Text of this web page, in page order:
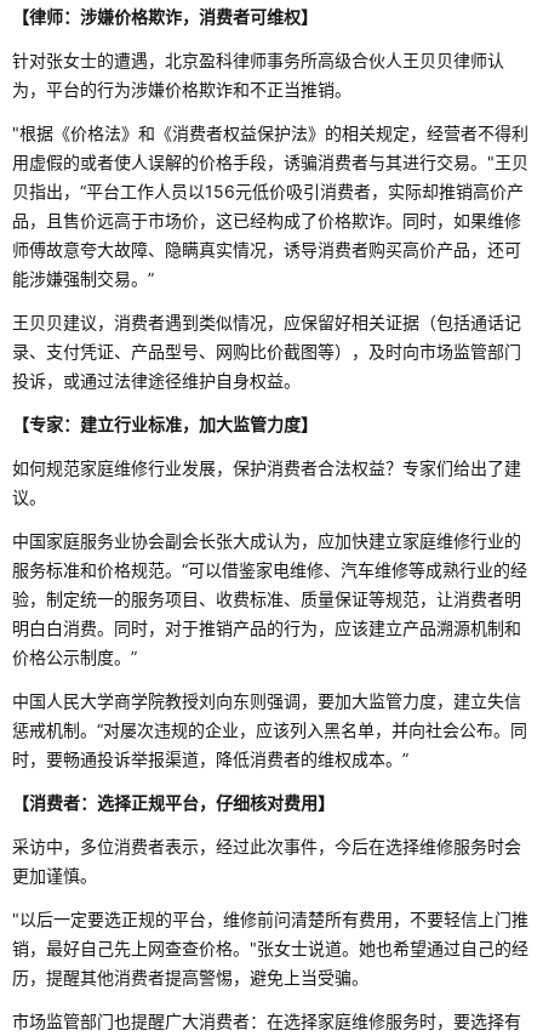
【律师：涉嫌价格欺诈，消费者可维权】
针对张女士的遭遇，北京盈科律师事务所高级合伙人王贝贝律师认
为，平台的行为涉嫌价格欺诈和不正当推销。
"根据《价格法》和《消费者权益保护法》的相关规定，经营者不得利
用虚假的或者使人误解的价格手段，诱骗消费者与其进行交易。"王贝
贝指出，“平台工作人员以156元低价吸引消费者，实际却推销高价产
品，且售价远高于市场价，这已经构成了价格欺诈。同时，如果维修
师傅故意夸大故障、隐瞒真实情况，诱导消费者购买高价产品，还可
能涉嫌强制交易。”
王贝贝建议，消费者遇到类似情况，应保留好相关证据（包括通话记
录、支付凭证、产品型号、网购比价截图等），及时向市场监管部门
投诉，或通过法律途径维护自身权益。
【专家：建立行业标准，加大监管力度】
如何规范家庭维修行业发展，保护消费者合法权益？专家们给出了建
议。
中国家庭服务业协会副会长张大成认为，应加快建立家庭维修行业的
服务标准和价格规范。“可以借鉴家电维修、汽车维修等成熟行业的经
验，制定统一的服务项目、收费标准、质量保证等规范，让消费者明
明白白消费。同时，对于推销产品的行为，应该建立产品溯源机制和
价格公示制度。”
中国人民大学商学院教授刘向东则强调，要加大监管力度，建立失信
惩戒机制。“对屡次违规的企业，应该列入黑名单，并向社会公布。同
时，要畅通投诉举报渠道，降低消费者的维权成本。”
【消费者：选择正规平台，仔细核对费用】
采访中，多位消费者表示，经过此次事件，今后在选择维修服务时会
更加谨慎。
"以后一定要选正规的平台，维修前问清楚所有费用，不要轻信上门推
销，最好自己先上网查查价格。"张女士说道。她也希望通过自己的经
历，提醒其他消费者提高警惕，避免上当受骗。
市场监管部门也提醒广大消费者：在选择家庭维修服务时，要选择有